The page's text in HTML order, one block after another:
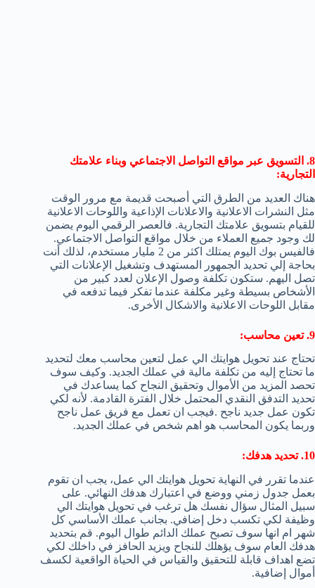
8. التسويق عبر مواقع التواصل الاجتماعي وبناء علامتك
التجارية:
هناك العديد من الطرق التي أصبحت قديمة مع مرور الوقت
مثل النشرات الاعلانية والاعلانات الإذاعية واللوحات الاعلانية
للقيام بتسويق علامتك التجارية. فالعصر الرقمي اليوم يضمن
لك وجود جميع العملاء من خلال مواقع التواصل الاجتماعي.
فالفيس بوك اليوم يمتلك اكثر من 2 مليار مستخدم، لذلك أنت
بحاجة إلي تحديد الجمهور المستهدف وتشغيل الإعلانات التي
تصل اليهم. ستكون تكلفة وصول الإعلان لعدد كبير من
الأشخاص بسيطة وغير مكلفة عندما تفكر فيما تدفعه في
مقابل اللوحات الاعلانية والاشكال الأخرى.
9. تعين محاسب:
تحتاج عند تحويل هوايتك الي عمل لتعين محاسب معك لتحديد
ما تحتاج إليه من تكلفة مالية في عملك الجديد. وكيف سوف
تحصد المزيد من الأموال وتحقيق النجاح كما يساعدك في
تحديد التدفق النقدي المحتمل خلال الفترة القادمة. لأنه لكي
تكون عمل جديد ناجح .فيجب ان تعمل مع فريق عمل ناجح
وربما يكون المحاسب هو اهم شخص في عملك الجديد.
10. تحديد هدفك:
عندما تقرر في النهاية تحويل هوايتك الي عمل، يجب ان تقوم
بعمل جدول زمني ووضع في اعتبارك هدفك النهائي. على
سبيل المثال سؤال نفسك هل ترغب في تحويل هوايتك الي
وظيفة لكي تكسب دخل إضافي. بجانب عملك الأساسي كل
شهر ام انها سوف تصبح عملك الدائم طوال اليوم. قم بتحديد
هدفك العام سوف يؤهلك للنجاح ويزيد الحافز في داخلك لكي
تضع اهداف قابلة للتحقيق والقياس في الحياة الواقعية لكسف
أموال إضافية.